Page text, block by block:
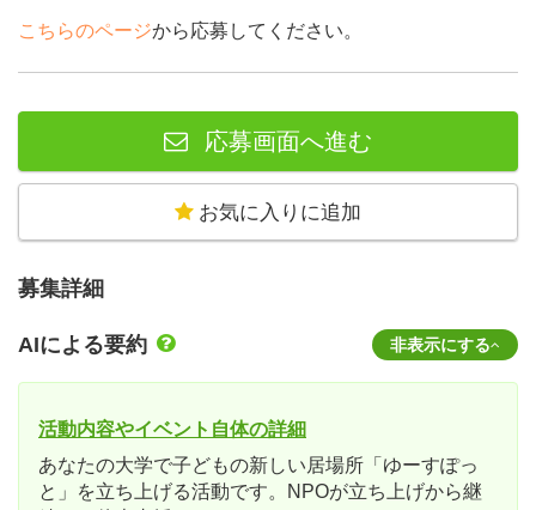
こちらのページから応募してください。
応募画面へ進む
お気に入りに追加
募集詳細
AIによる要約 非表示にする
活動内容やイベント自体の詳細
あなたの大学で子どもの新しい居場所「ゆーすぽっ
と」を立ち上げる活動です。NPOが立ち上げから継